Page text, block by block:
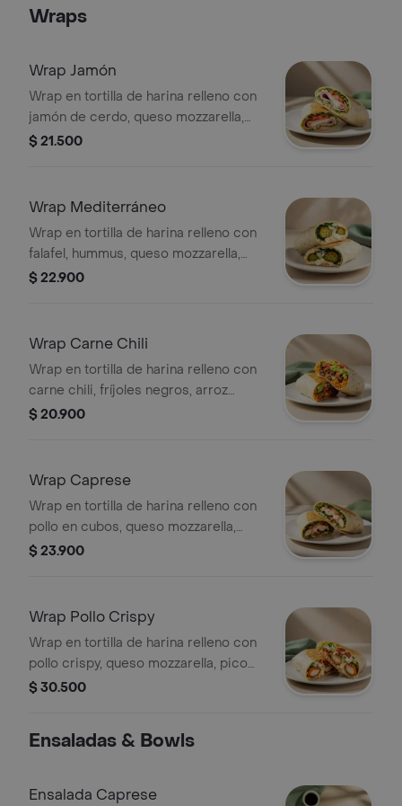
Wraps
Wrap Jamón
Wrap en tortilla de harina relleno con
jamón de cerdo, queso mozzarella,
lechuga, tomate y alioli.
$ 21.500
Wrap Mediterráneo
Wrap en tortilla de harina relleno con
falafel, hummus, queso mozzarella,
queso feta, espinaca, pepino, cebolla
$ 22.900
Wrap Carne Chili
Wrap en tortilla de harina relleno con
carne chili, fríjoles negros, arroz
achiotado, queso mozzarella, pico de
$ 20.900
Wrap Caprese
Wrap en tortilla de harina relleno con
pollo en cubos, queso mozzarella,
tomate, espinaca y pesto.
$ 23.900
Wrap Pollo Crispy
Wrap en tortilla de harina relleno con
pollo crispy, queso mozzarella, pico
de gallo, lechuga y salsa ranch.
$ 30.500
Ensaladas & Bowls
Ensalada Caprese